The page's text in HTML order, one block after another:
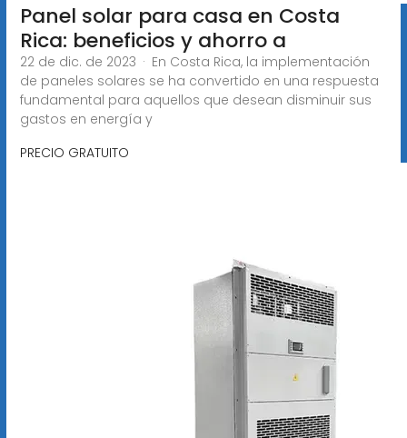
Panel solar para casa en Costa
Rica: beneficios y ahorro a
22 de dic. de 2023 · En Costa Rica, la implementación
de paneles solares se ha convertido en una respuesta
fundamental para aquellos que desean disminuir sus
gastos en energía y
PRECIO GRATUITO